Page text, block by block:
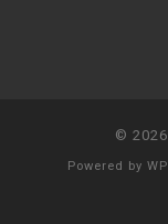
© 2026
Powered by WP